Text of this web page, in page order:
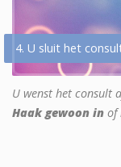
4. U sluit het
U wenst het consult
Haak gewoon in of